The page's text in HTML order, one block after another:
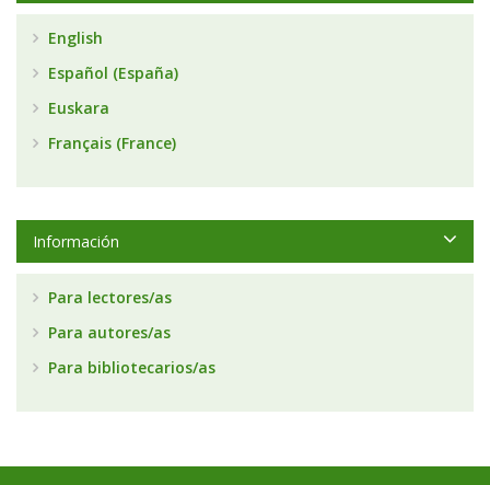
English
Español (España)
Euskara
Français (France)
Información
Para lectores/as
Para autores/as
Para bibliotecarios/as